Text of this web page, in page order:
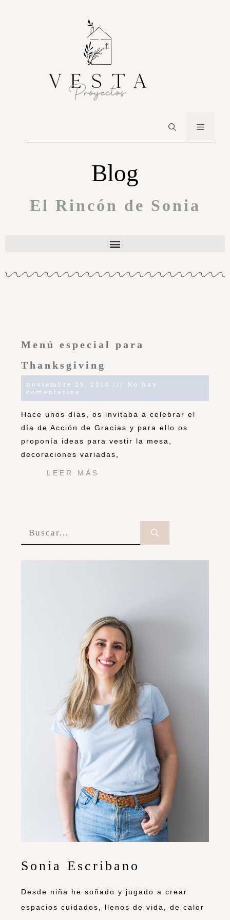
Blog
El Rincón de Sonia
Menú especial para
Thanksgiving
noviembre 25, 2014
No hay
comentarios
Hace unos días, os invitaba a celebrar el
día de Acción de Gracias y para ello os
proponía ideas para vestir la mesa,
decoraciones variadas,
LEER MÁS
Sonia Escribano
Desde niña he soñado y jugado a crear
espacios cuidados, llenos de vida, de calor